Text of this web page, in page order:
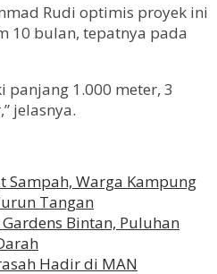
Rudi optimis proyek ini
10 bulan, tepatnya pada
panjang 1.000 meter, 3
jelasnya.
Sampah, Warga Kampung
Tangan
Bintan, Puluhan
Hadir di MAN